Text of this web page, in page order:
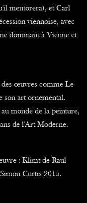
mentorera), et Carl
viennoise, avec
dominant à Vienne et
œuvres comme Le
son art ornemental.
monde de la peinture,
de l'Art Moderne.
: Klimt de Raul
Curtis 2015.